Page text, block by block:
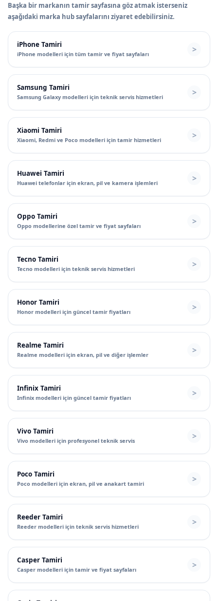
Başka bir markanın tamir sayfasına göz atmak isterseniz
aşağıdaki marka hub sayfalarını ziyaret edebilirsiniz.
iPhone Tamiri
iPhone modelleri için tüm tamir ve fiyat sayfaları
Samsung Tamiri
Samsung Galaxy modelleri için teknik servis hizmetleri
Xiaomi Tamiri
Xiaomi, Redmi ve Poco modelleri için tamir hizmetleri
Huawei Tamiri
Huawei telefonlar için ekran, pil ve kamera işlemleri
Oppo Tamiri
Oppo modellerine özel tamir ve fiyat sayfaları
Tecno Tamiri
Tecno modelleri için teknik servis hizmetleri
Honor Tamiri
Honor modelleri için güncel tamir fiyatları
Realme Tamiri
Realme modelleri için ekran, pil ve diğer işlemler
Infinix Tamiri
Infinix modelleri için güncel tamir fiyatları
Vivo Tamiri
Vivo modelleri için profesyonel teknik servis
Poco Tamiri
Poco modelleri için ekran, pil ve anakart tamiri
Reeder Tamiri
Reeder modelleri için teknik servis hizmetleri
Casper Tamiri
Casper modelleri için tamir ve fiyat sayfaları